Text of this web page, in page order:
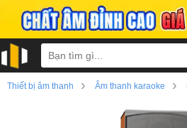
Thiết bị âm thanh › Âm thanh karaoke ›